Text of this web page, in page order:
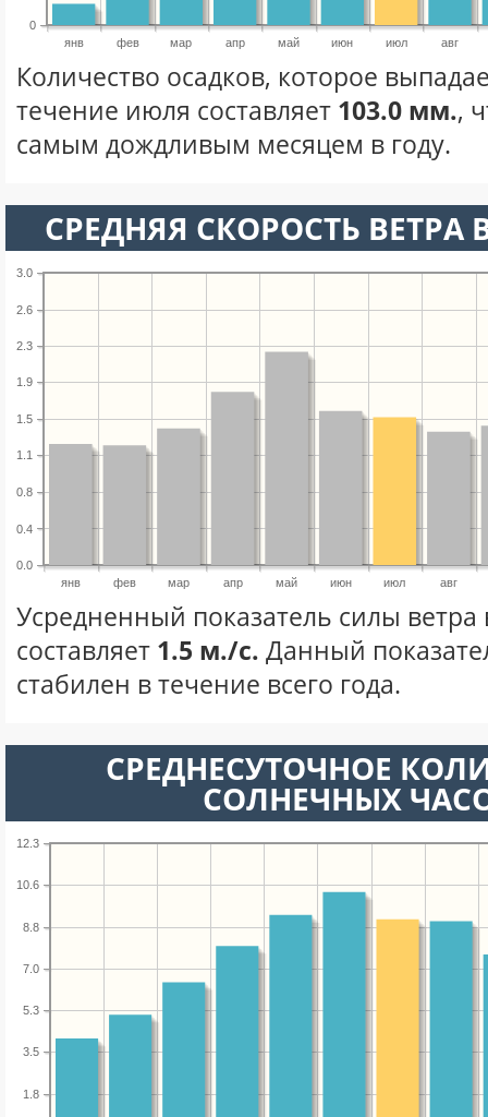
янв фев мар апр май июн июл авг
0
Количество осадков, которое
течение июля составляет 103.0 мм.,
самым дождливым месяцем в году.
СРЕДНЯЯ СКОРОСТЬ
янв фев мар апр май июн июл авг
0.0
0.4
0.8
1.1
1.5
1.9
2.3
2.6
3.0
Усредненный показатель силы
составляет 1.5 м./с. Данный
стабилен в течение всего года.
СРЕДНЕСУТОЧНОЕ
СОЛНЕЧНЫХ
1.8
3.5
5.3
7.0
8.8
10.6
12.3